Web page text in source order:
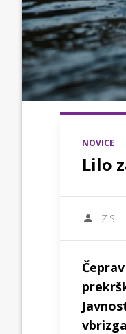
NOVICE
Lilo
Z.S.